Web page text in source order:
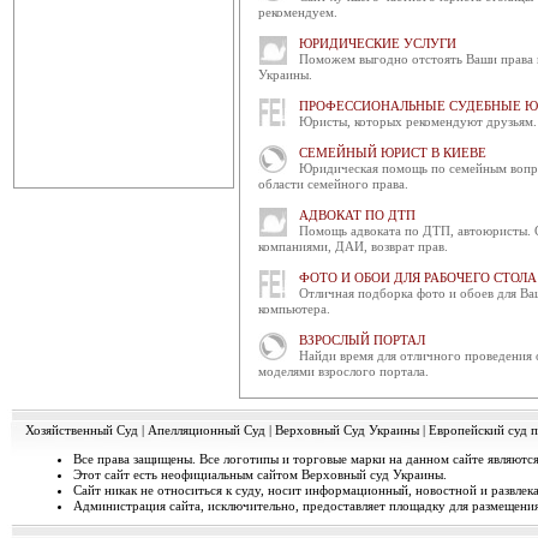
року о 15:00 в пр...
Відбудеться засідання
Чергове засідання Ради суддів
березня 2014 року об 1...
4 березня 2014 року в
відбулося засідання ради...
Інформація про бюджет за
Державна судова
Рада суддів господарських
3 березня 2014 року відбулося
час засідання ухва...
Відбудеться засідання
6 березня 2014 року о 10 год. 00
Київ, вул. П. Орл...
Відбулося засідання Ради
28 лютого 2014 року в
засідання Ради суддів Україн...
рекомендуем.
ЮРИДИЧЕСКИЕ УСЛУГИ
Поможем выгодно отстоять Ваши права
Украины.
ПРОФЕССИОНАЛЬНЫЕ СУДЕБНЫЕ
Юристы, которых рекомендуют друзьям.
СЕМЕЙНЫЙ ЮРИСТ В КИЕВЕ
Юридическая помощь по семейным
области семейного права.
АДВОКАТ ПО ДТП
Помощь адвоката по ДТП, автоюристы.
компаниями, ДАИ, возврат прав.
ФОТО И ОБОИ ДЛЯ РАБОЧЕГО СТОЛА
Отличная подборка фото и обоев для
компьютера.
ВЗРОСЛЫЙ ПОРТАЛ
Найди время для отличного проведения
моделями взрослого портала.
Хозяйственный Суд | Апелляционный Суд | Верховный Суд Украины| Европейский суд
Все права защищены. Все логотипы и торговые марки на данном сайте
Этот сайт есть неофициальным сайтом Верховный суд Украины.
Сайт никак не относиться к суду, носит информационный, новостной и
Администрация сайта, исключительно, предоставляет площадку для